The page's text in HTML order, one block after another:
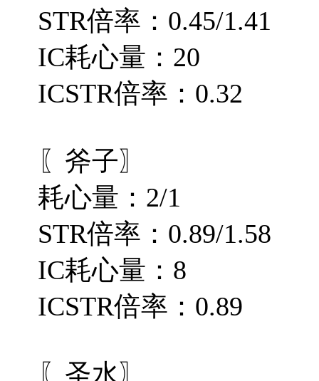
STR倍率：0.45/1.41
IC耗心量：20
ICSTR倍率：0.32
〖斧子〗
耗心量：2/1
STR倍率：0.89/1.58
IC耗心量：8
ICSTR倍率：0.89
〖圣水〗